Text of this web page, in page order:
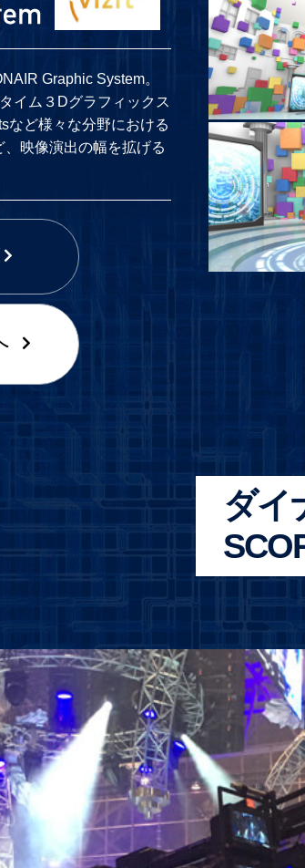
Graphic System。
イム３Dグラフィックス
など様々な分野における
映像演出の幅を拡げる
ダイ